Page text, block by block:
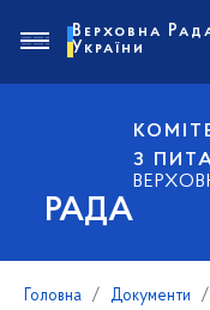
РАДА
З
Верховна
України
Головна Документи